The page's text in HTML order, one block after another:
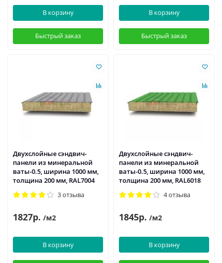
В корзину
Быстрый заказ
В корзину
Быстрый заказ
Двухслойные сэндвич-
панели из минеральной
ваты-0.5, ширина 1000 мм,
толщина 200 мм, RAL7004
3 отзыва
1827р. /м2
В корзину
Двухслойные сэндвич-
панели из минеральной
ваты-0.5, ширина 1000 мм,
толщина 200 мм, RAL6018
4 отзыва
1845р. /м2
В корзину